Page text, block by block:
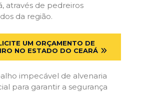
através de pedreiros
da região.
UM ORÇAMENTO DE
NO ESTADO DO CEARÁ
impecável de alvenaria
para garantir a segurança